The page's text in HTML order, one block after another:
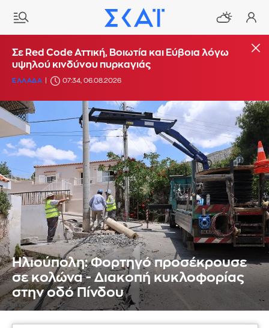
Σε Red Code Αττική, Βοιωτία και Εύβοια λόγω
υψηλού κινδύνου πυρκαγιάς
ΕΛΛΑΔΑ 07:34, 06.08.2026
Ηλιούπολη: Φορτηγό προσέκρουσε
σε κολώνα - Διακοπή κυκλοφορίας
στην οδό Πίνδου